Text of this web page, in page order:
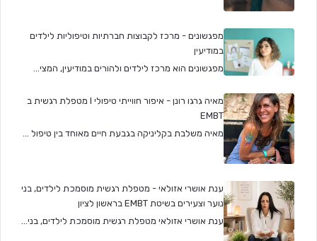
מפגשונים - מרכז לקבוצות חברתיות וטיפוליות לילדים
במודיעין
מפגשונים הוא מרכז לילדים ולהורים במודיעין, המצי...
מאיה גרגו רונן - איפור חווייתי טיפולי I מטפלת רגשית ב
EMBT
מאיה משלבת בקליניקה בגבעת חיים מאוחד בין טיפול ...
ענת אושרי אזולאי - מטפלת רגשית מוסמכת לילדים, בני
נוער וצעירים בשיטת EMBT בראשון לציון
ענת אושרי אזולאי מטפלת רגשית מוסמכת לילדים, בני...